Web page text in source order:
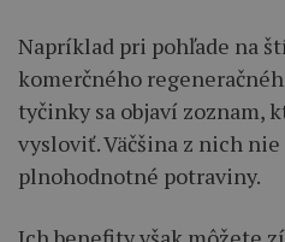
Napríklad pri pohľade na
komerčného
tyčinky sa objaví zoznam,
vysloviť. Väčšina z nich
plnohodnotné potraviny.